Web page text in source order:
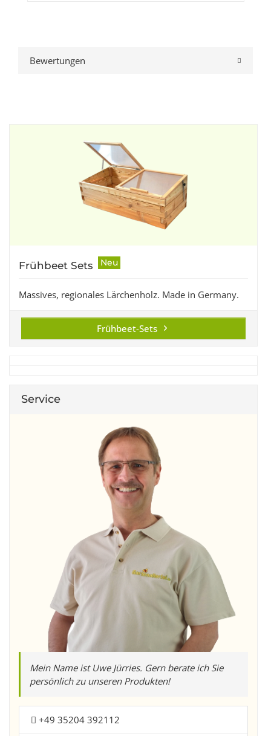
Bewertungen
Frühbeet Sets Neu
Massives, regionales Lärchenholz. Made in Germany.
Frühbeet-Sets
Service
Mein Name ist Uwe Jürries. Gern berate ich Sie
persönlich zu unseren Produkten!
+49 35204 392112